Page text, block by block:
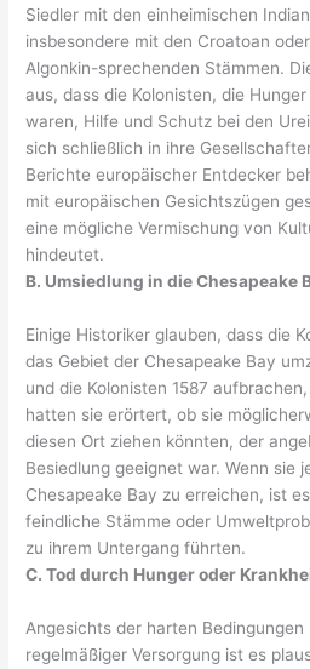
Siedler mit den einheimischen
insbesondere mit den Croatoan
Algonkin-sprechenden Stämmen.
aus, dass die Kolonisten, die
waren, Hilfe und Schutz bei den
sich schließlich in ihre
Berichte europäischer Entdecker
mit europäischen Gesichtszügen
eine mögliche Vermischung von
hindeutet.
B. Umsiedlung in die Chesapeake
Einige Historiker glauben, dass die
das Gebiet der Chesapeake Bay
und die Kolonisten 1587
hatten sie erörtert, ob sie
diesen Ort ziehen könnten, der
Besiedlung geeignet war. Wenn sie
Chesapeake Bay zu erreichen, ist
feindliche Stämme oder
zu ihrem Untergang führten.
C. Tod durch Hunger oder
Angesichts der harten Bedingungen
regelmäßiger Versorgung ist es